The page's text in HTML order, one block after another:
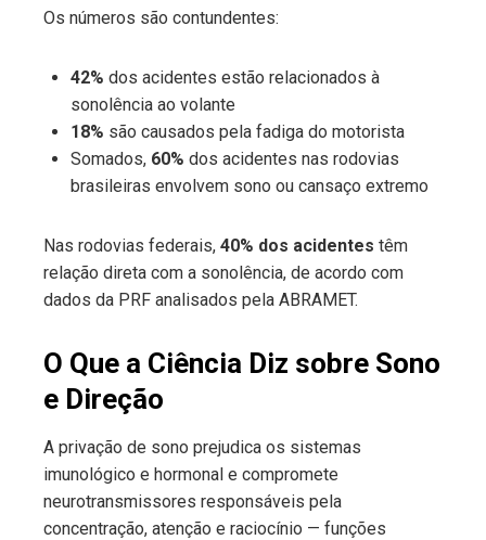
Os números são contundentes:
42% dos acidentes estão relacionados à
sonolência ao volante
18% são causados pela fadiga do motorista
Somados, 60% dos acidentes nas rodovias
brasileiras envolvem sono ou cansaço extremo
Nas rodovias federais, 40% dos acidentes têm
relação direta com a sonolência, de acordo com
dados da PRF analisados pela ABRAMET.
O Que a Ciência Diz sobre Sono
e Direção
A privação de sono prejudica os sistemas
imunológico e hormonal e compromete
neurotransmissores responsáveis pela
concentração, atenção e raciocínio — funções